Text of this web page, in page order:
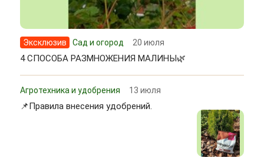
Эксклюзив Сад и огород 20 июля
4 СПОСОБА РАЗМНОЖЕНИЯ МАЛИНЫ🌿
Агротехника и удобрения 13 июля
📌Правила внесения удобрений.